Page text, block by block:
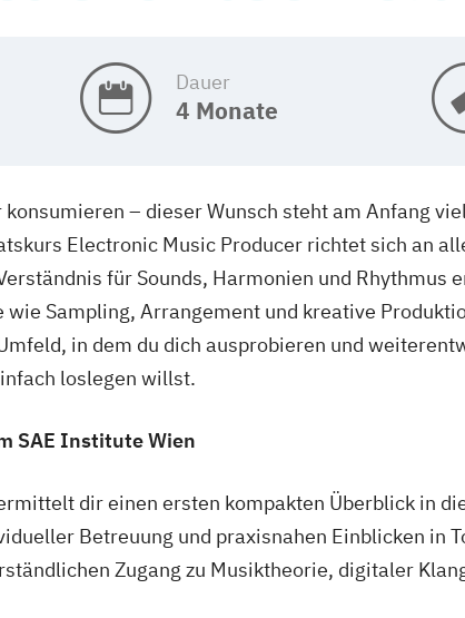
Dauer
4 Monate
– dieser Wunsch steht am Anfang
Electronic Music Producer richtet sich an
für Sounds, Harmonien und Rhythmus
Sampling, Arrangement und kreative
in dem du dich ausprobieren und
loslegen willst.
SAE Institute Wien
dir einen ersten kompakten Überblick in
Betreuung und praxisnahen Einblicken in
Zugang zu Musiktheorie, digitaler